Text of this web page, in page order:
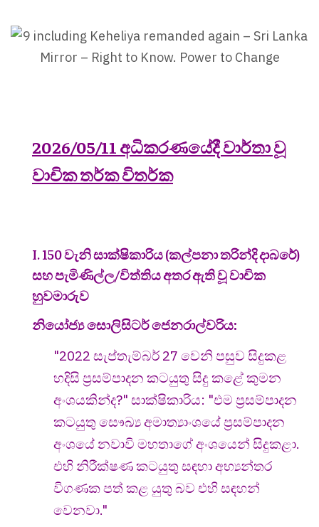
2026/05/11 අධිකරණයේදී වාර්තා වූ
වාචික තර්ක විතර්ක
I. 150 වැනි සාක්ෂිකාරිය (කල්පනා තරින්දි දාබරේ)
සහ පැමිණිල්ල/විත්තිය අතර ඇති වූ වාචික
හුවමාරුව
නියෝජ්‍ය සොලිසිටර් ජෙනරාල්වරිය:
"2022 සැප්තැම්බර් 27 වෙනි පසුව සිදුකළ
හදිසි ප්‍රසම්පාදන කටයුතු සිදු කළේ කුමන
අංශයකින්ද?" සාක්ෂිකාරිය: "එම ප්‍රසම්පාදන
කටයුතු සෞඛ්‍ය අමාත්‍යාංශයේ ප්‍රසම්පාදන
අංශයේ නවාවි මහතාගේ අංශයෙන් සිදුකළා.
එහි නිරීක්ෂණ කටයුතු සඳහා අභ්‍යන්තර
විගණක පත් කළ යුතු බව එහි සඳහන්
වෙනවා."